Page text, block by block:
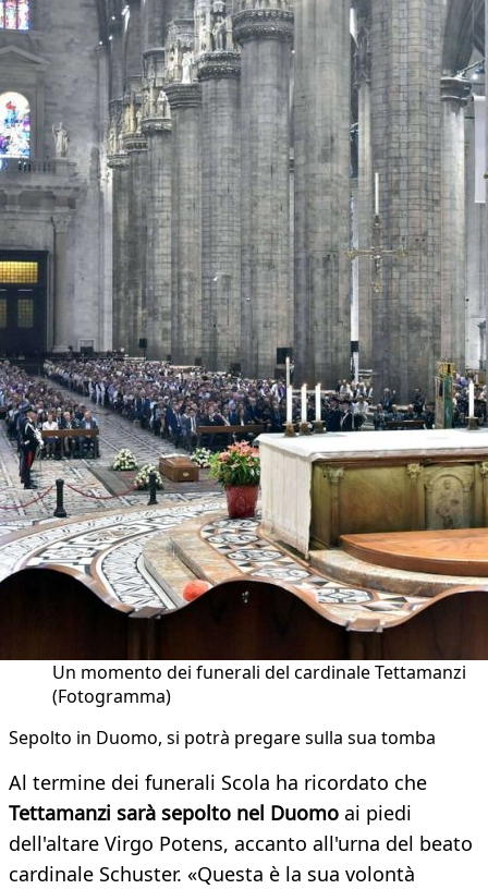
Un momento dei funerali del cardinale Tettamanzi
(Fotogramma)
Sepolto in Duomo, si potrà pregare sulla sua tomba
Al termine dei funerali Scola ha ricordato che
Tettamanzi sarà sepolto nel Duomo ai piedi
dell'altare Virgo Potens, accanto all'urna del beato
cardinale Schuster. «Questa è la sua volontà